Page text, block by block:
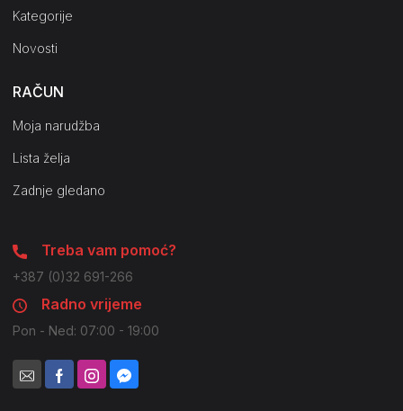
Kategorije
Novosti
RAČUN
Moja narudžba
Lista želja
Zadnje gledano
Treba vam pomoć?
+387 (0)32 691-266
Radno vrijeme
Pon - Ned: 07:00 - 19:00